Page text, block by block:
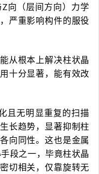
向（层间方向）力学
严重影响构件的服役
从根本上解决柱状晶
十分显著，能有效改
且无明显重复的扫描
长趋势，显著抑制柱
向同性。这也是金属
段之一，毕竟柱状晶
切相关，仅靠旋转无